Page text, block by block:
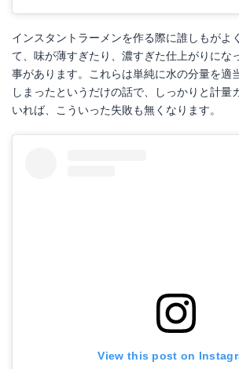
インスタントラーメンを作る際に誰しもがよ
て、味が薄すぎたり、濃すぎた仕上がりにな
事があります。これらは単純に水の分量を適
しまったというだけの話で、しっかりと計量
いれば、こういった失敗も無くなります。
View this post on